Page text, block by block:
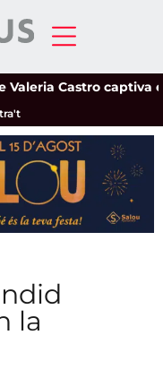
Castro captiva el
la